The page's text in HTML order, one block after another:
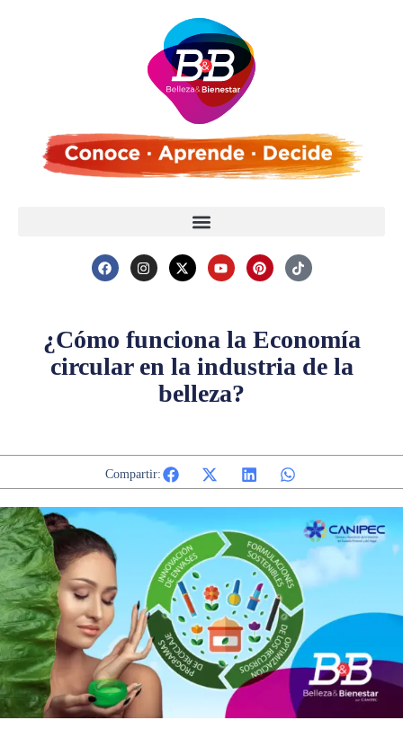
¿Cómo funciona la Economía
circular en la industria de la
belleza?
Compartir: